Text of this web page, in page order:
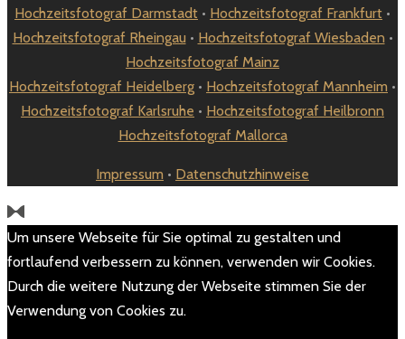
Hochzeitsfotograf Darmstadt • Hochzeitsfotograf Frankfurt •
Hochzeitsfotograf Rheingau • Hochzeitsfotograf Wiesbaden •
Hochzeitsfotograf Mainz
Hochzeitsfotograf Heidelberg • Hochzeitsfotograf Mannheim •
Hochzeitsfotograf Karlsruhe • Hochzeitsfotograf Heilbronn
Hochzeitsfotograf Mallorca
Impressum • Datenschutzhinweise
Um unsere Webseite für Sie optimal zu gestalten und
fortlaufend verbessern zu können, verwenden wir Cookies.
Durch die weitere Nutzung der Webseite stimmen Sie der
Verwendung von Cookies zu.